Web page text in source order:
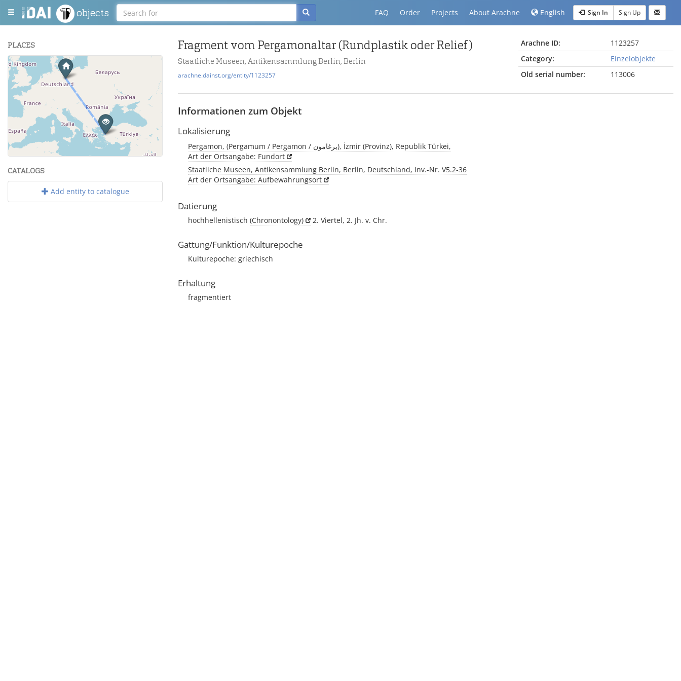
objects FAQ Order Projects About Arachne English Sign In Sign Up
PLACES
+
−
Leaflet OpenStreetMap
CATALOGS
Add entity to catalogue
Fragment vom Pergamonaltar (Rundplastik oder Relief)
Staatliche Museen, Antikensammlung Berlin, Berlin
arachne.dainst.org/entity/1123257
Arachne ID:
1123257
Category:
Einzelobjekte
Old serial number:
113006
Informationen zum Objekt
Lokalisierung
Pergamon, (Pergamum / Pergamon / برغامون), İzmir (Provinz), Republik Türkei,
Art der Ortsangabe: Fundort
Staatliche Museen, Antikensammlung Berlin, Berlin, Deutschland, Inv.-Nr. V5.2-36
Art der Ortsangabe: Aufbewahrungsort
Datierung
hochhellenistisch (Chronontology) 2. Viertel, 2. Jh. v. Chr.
Gattung/Funktion/Kulturepoche
Kulturepoche: griechisch
Erhaltung
fragmentiert